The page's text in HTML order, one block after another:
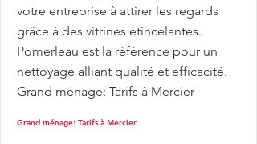
votre entreprise à attirer les regards
grâce à des vitrines étincelantes.
Pomerleau est la référence pour un
nettoyage alliant qualité et efficacité.
Grand ménage: Tarifs à Mercier
Grand ménage: Tarifs à Mercier